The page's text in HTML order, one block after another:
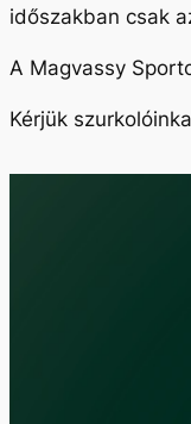
időszakban csak
A Magvassy
Kérjük